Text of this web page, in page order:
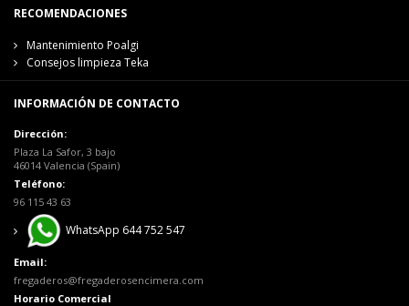
RECOMENDACIONES
Mantenimiento Poalgi
Consejos limpieza Teka
INFORMACIÓN DE CONTACTO
Dirección:
Plaza La Safor, 3 bajo
46014 Valencia (Spain)
Teléfono:
96 115 43 63
WhatsApp 644 752 547
Email:
fregaderos@fregaderosencimera.com
Horario Comercial